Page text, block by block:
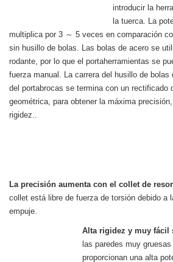
introducir la
la tuerca. La
multiplica por 3 ～ 5 veces en comparación
sin husillo de bolas. Las bolas de acero se
rodante, por lo que el portaherramientas se
fuerza manual. La carrera del husillo de
del portabrocas se termina con un rectificado
geométrica, para obtener la máxima
rigidez..
La precisión aumenta con el collet de
collet está libre de fuerza de torsión debido a
empuje.
Alta rigidez y muy fácil
las paredes muy
proporcionan una alta